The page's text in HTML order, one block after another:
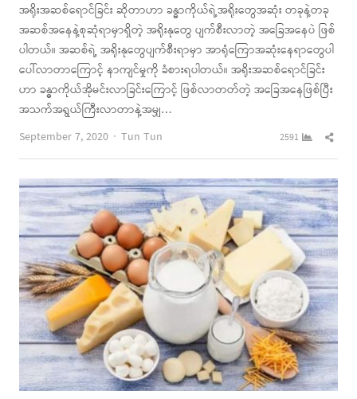
အရိုးအဆစ်ရောင်ခြင်း ဆိုတာဟာ ခန္ဓာကိုယ်ရဲ့အရိုးတွေအဆုံး တခုနဲ့တခု
အဆစ်အနေနဲ့စုဆုံရာမှာရှိတဲ့ အရိုးနုတွေ ပျက်စီးလာတဲ့ အခြေအနေပဲ ဖြစ်
ပါတယ်။ အဆစ်ရဲ့ အရိုးနုတွေပျက်စီးရာမှာ အာရုံကြောအဆုံးနေရာတွေပါ
ပေါ်လာတာကြောင့် နာကျင်မှုကို ခံစားရပါတယ်။ အရိုးအဆစ်ရောင်ခြင်း
ဟာ ခန္ဓာကိုယ်အိုမင်းလာခြင်းကြောင့် ဖြစ်လာတတ်တဲ့ အခြေအနေဖြစ်ပြီး
အသက်အရွယ်ကြီးလာတာနဲ့အမျှ…
September 7, 2020
Author
Tun Tun 2591